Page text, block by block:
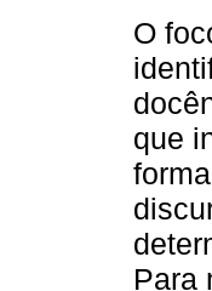
O
que
Para